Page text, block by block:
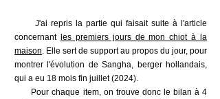
J'ai repris la partie qui faisait suite à l'article
concernant les premiers jours de mon chiot à la
maison. Elle sert de support au propos du jour, pour
montrer l'évolution de Sangha, berger hollandais,
qui a eu 18 mois fin juillet (2024).
Pour chaque item, on trouve donc le bilan à 4